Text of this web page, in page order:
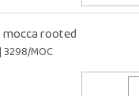
mocca rooted
| 3298/MOC